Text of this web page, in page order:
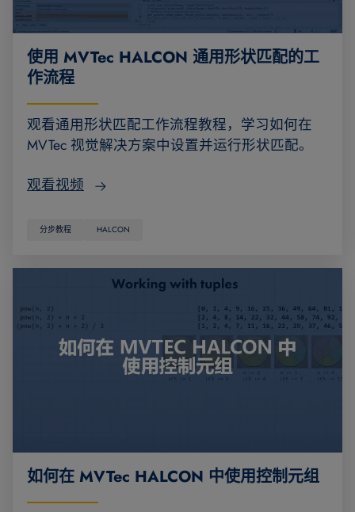
使用 MVTec HALCON 通用形状匹配的工
作流程
观看通用形状匹配工作流程教程，学习如何在
MVTec 视觉解决方案中设置并运行形状匹配。
观看视频
分步教程 HALCON
如何在 MVTec HALCON 中使用控制元组